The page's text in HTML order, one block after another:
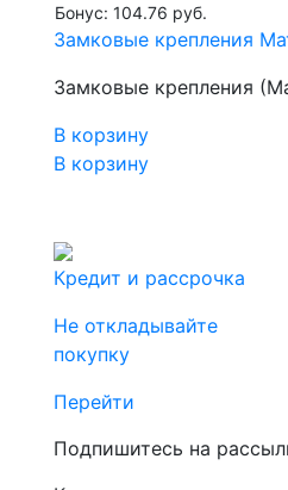
Бонус: 104.76 руб.
Замковые крепления
Замковые крепления
В корзину
В корзину
Кредит и рассрочка
Не откладывайте
покупку
Перейти
Подпишитесь на